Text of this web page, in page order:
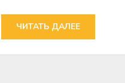
ЧИТАТЬ ДАЛЕЕ